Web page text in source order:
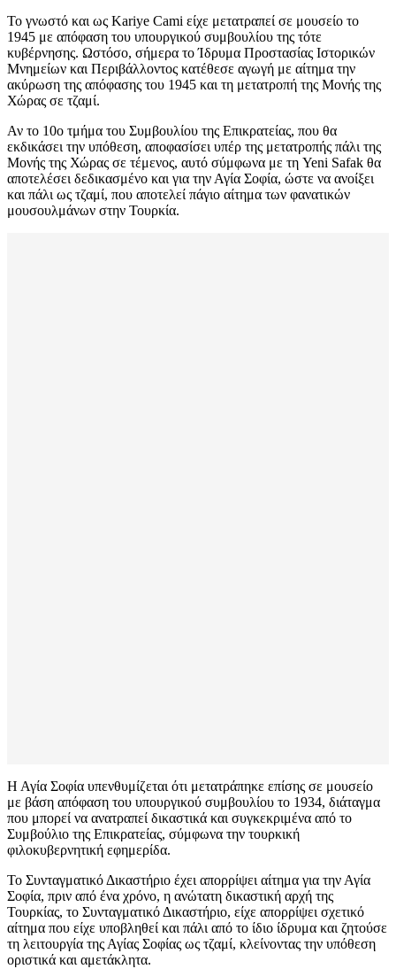
Το γνωστό και ως Kariye Cami είχε μετατραπεί σε μουσείο το
1945 με απόφαση του υπουργικού συμβουλίου της τότε
κυβέρνησης. Ωστόσο, σήμερα το Ίδρυμα Προστασίας Ιστορικών
Μνημείων και Περιβάλλοντος κατέθεσε αγωγή με αίτημα την
ακύρωση της απόφασης του 1945 και τη μετατροπή της Μονής της
Χώρας σε τζαμί.
Αν το 10ο τμήμα του Συμβουλίου της Επικρατείας, που θα
εκδικάσει την υπόθεση, αποφασίσει υπέρ της μετατροπής πάλι της
Μονής της Χώρας σε τέμενος, αυτό σύμφωνα με τη Yeni Safak θα
αποτελέσει δεδικασμένο και για την Αγία Σοφία, ώστε να ανοίξει
και πάλι ως τζαμί, που αποτελεί πάγιο αίτημα των φανατικών
μουσουλμάνων στην Τουρκία.
Η Αγία Σοφία υπενθυμίζεται ότι μετατράπηκε επίσης σε μουσείο
με βάση απόφαση του υπουργικού συμβουλίου το 1934, διάταγμα
που μπορεί να ανατραπεί δικαστικά και συγκεκριμένα από το
Συμβούλιο της Επικρατείας, σύμφωνα την τουρκική
φιλοκυβερνητική εφημερίδα.
Το Συνταγματικό Δικαστήριο έχει απορρίψει αίτημα για την Αγία
Σοφία, πριν από ένα χρόνο, η ανώτατη δικαστική αρχή της
Τουρκίας, το Συνταγματικό Δικαστήριο, είχε απορρίψει σχετικό
αίτημα που είχε υποβληθεί και πάλι από το ίδιο ίδρυμα και ζητούσε
τη λειτουργία της Αγίας Σοφίας ως τζαμί, κλείνοντας την υπόθεση
οριστικά και αμετάκλητα.